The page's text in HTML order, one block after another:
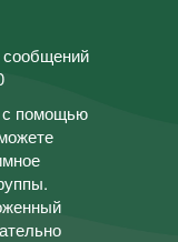
сообщений
помощью